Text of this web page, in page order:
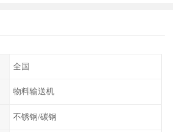
全国
物料输送机
不锈钢/碳钢